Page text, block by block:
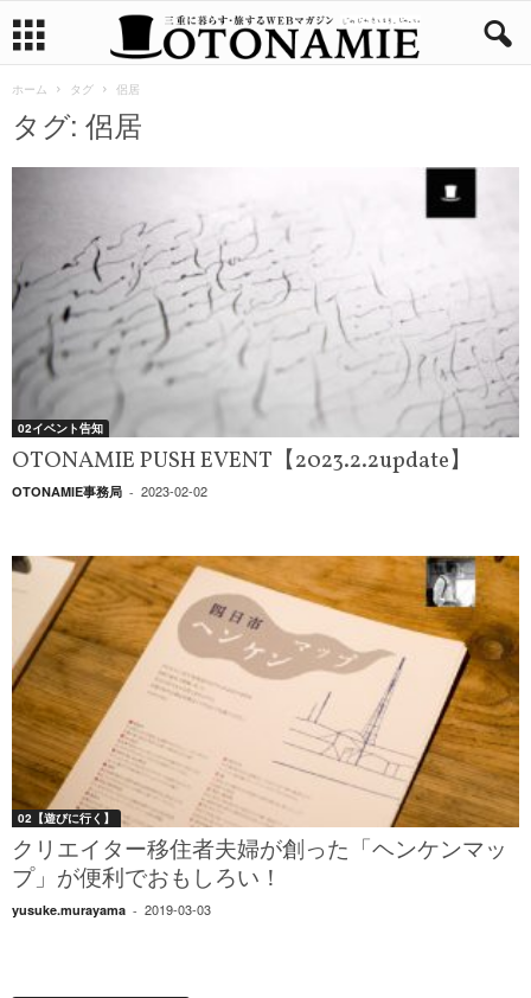
ホーム タグ 侶居
タグ: 侶居
02イベント告知
OTONAMIE PUSH EVENT【2023.2.2update】
OTONAMIE事務局 - 2023-02-02
02【遊びに行く】
クリエイター移住者夫婦が創った「ヘンケンマッ
プ」が便利でおもしろい！
yusuke.murayama - 2019-03-03